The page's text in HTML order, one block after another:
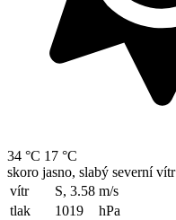
34 °C 17 °C
skoro jasno, slabý severní vítr
vítr
S, 3.58 m/s
tlak
1019
hPa